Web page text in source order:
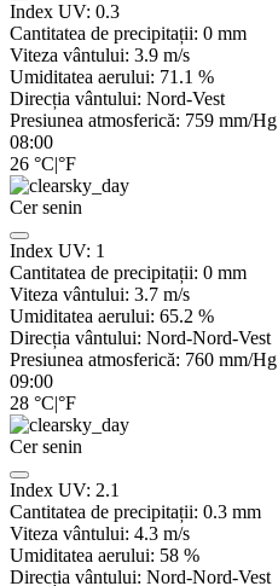
Index UV: 0.3
Cantitatea de precipitații: 0 mm
Viteza vântului: 3.9 m/s
Umiditatea aerului: 71.1 %
Direcția vântului: Nord-Vest
Presiunea atmosferică: 759 mm/Hg
08:00
26 °C|°F
Cer senin
Index UV: 1
Cantitatea de precipitații: 0 mm
Viteza vântului: 3.7 m/s
Umiditatea aerului: 65.2 %
Direcția vântului: Nord-Nord-Vest
Presiunea atmosferică: 760 mm/Hg
09:00
28 °C|°F
Cer senin
Index UV: 2.1
Cantitatea de precipitații: 0.3 mm
Viteza vântului: 4.3 m/s
Umiditatea aerului: 58 %
Direcția vântului: Nord-Nord-Vest